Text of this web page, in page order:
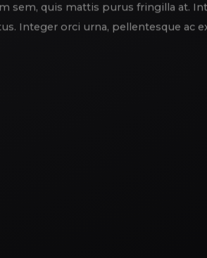
sem, quis mattis purus fringilla at.
Integer orci urna, pellentesque ac